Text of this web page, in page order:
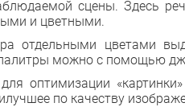
сцены. Здесь
и цветными.
отдельными цветами
можно с помощью
оптимизации
по качеству